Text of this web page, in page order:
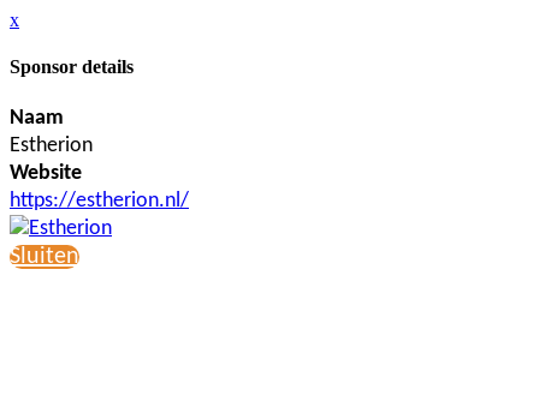
x
Sponsor details
Naam
Estherion
Website
https://estherion.nl/
Sluiten